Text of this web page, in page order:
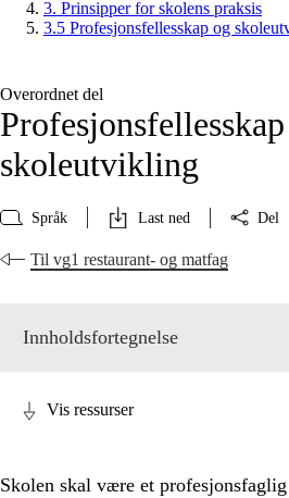
3. Prinsipper for skolens praksis
3.5 Profesjonsfellesskap og
Overordnet del
skoleutvikling
Språk Last ned Del
Til vg1 restaurant- og matfag
Innholdsfortegnelse
Vis ressurser
Skolen skal være et